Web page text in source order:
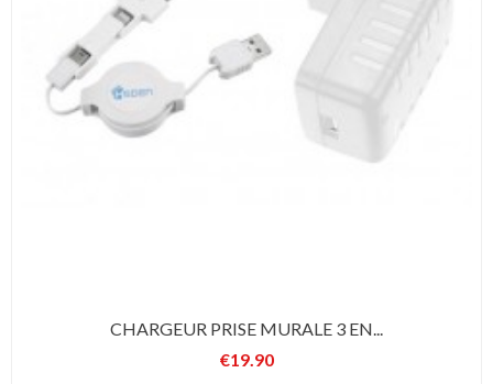
CHARGEUR PRISE MURALE 3 EN...
Price
€19.90